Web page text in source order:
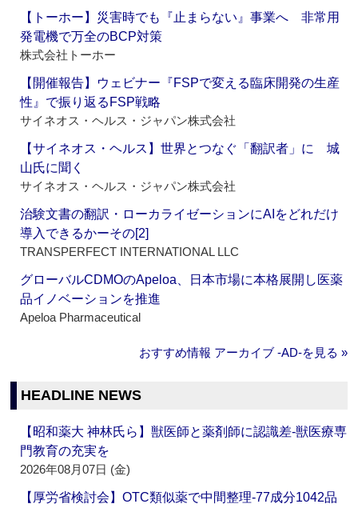
【トーホー】災害時でも『止まらない』事業へ 非常用
発電機で万全のBCP対策
株式会社トーホー
【開催報告】ウェビナー『FSPで変える臨床開発の生産
性』で振り返るFSP戦略
サイネオス・ヘルス・ジャパン株式会社
【サイネオス・ヘルス】世界とつなぐ「翻訳者」に 城
山氏に聞く
サイネオス・ヘルス・ジャパン株式会社
治験文書の翻訳・ローカライゼーションにAIをどれだけ
導入できるかーその[2]
TRANSPERFECT INTERNATIONAL LLC
グローバルCDMOのApeloa、日本市場に本格展開し医薬
品イノベーションを推進
Apeloa Pharmaceutical
おすすめ情報 アーカイブ ‐AD‐を見る »
HEADLINE NEWS
【昭和薬大 神林氏ら】獣医師と薬剤師に認識差‐獣医療専
門教育の充実を
2026年08月07日 (金)
【厚労省検討会】OTC類似薬で中間整理‐77成分1042品